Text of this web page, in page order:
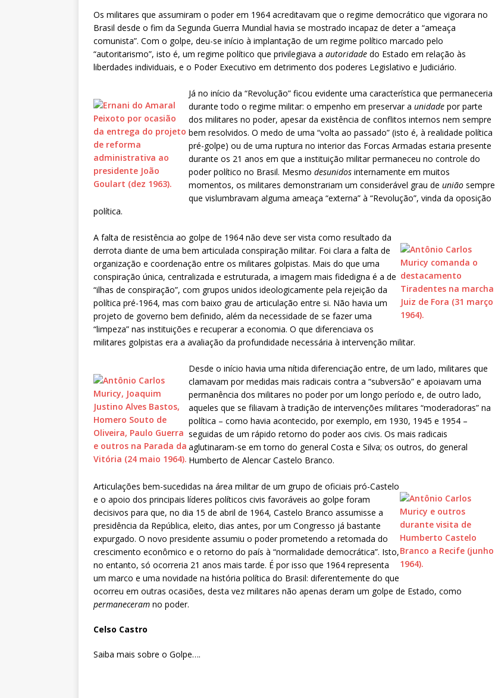
Os militares que assumiram o poder em 1964 acreditavam que o regime democrático que vigorara no
Brasil desde o fim da Segunda Guerra Mundial havia se mostrado incapaz de deter a “ameaça
comunista”. Com o golpe, deu-se início à implantação de um regime político marcado pelo
“autoritarismo”, isto é, um regime político que privilegiava a autoridade do Estado em relação às
liberdades individuais, e o Poder Executivo em detrimento dos poderes Legislativo e Judiciário.
Já no início da “Revolução” ficou evidente uma característica que permaneceria
durante todo o regime militar: o empenho em preservar a unidade por parte
dos militares no poder, apesar da existência de conflitos internos nem sempre
bem resolvidos. O medo de uma “volta ao passado” (isto é, à realidade política
pré-golpe) ou de uma ruptura no interior das Forcas Armadas estaria presente
durante os 21 anos em que a instituição militar permaneceu no controle do
poder político no Brasil. Mesmo desunidos internamente em muitos
momentos, os militares demonstrariam um considerável grau de união sempre
que vislumbravam alguma ameaça “externa” à “Revolução”, vinda da oposição
política.
A falta de resistência ao golpe de 1964 não deve ser vista como resultado da
derrota diante de uma bem articulada conspiração militar. Foi clara a falta de
organização e coordenação entre os militares golpistas. Mais do que uma
conspiração única, centralizada e estruturada, a imagem mais fidedigna é a de
“ilhas de conspiração”, com grupos unidos ideologicamente pela rejeição da
política pré-1964, mas com baixo grau de articulação entre si. Não havia um
projeto de governo bem definido, além da necessidade de se fazer uma
“limpeza” nas instituições e recuperar a economia. O que diferenciava os
militares golpistas era a avaliação da profundidade necessária à intervenção militar.
Desde o início havia uma nítida diferenciação entre, de um lado, militares que
clamavam por medidas mais radicais contra a “subversão” e apoiavam uma
permanência dos militares no poder por um longo período e, de outro lado,
aqueles que se filiavam à tradição de intervenções militares “moderadoras” na
política – como havia acontecido, por exemplo, em 1930, 1945 e 1954 –
seguidas de um rápido retorno do poder aos civis. Os mais radicais
aglutinaram-se em torno do general Costa e Silva; os outros, do general
Humberto de Alencar Castelo Branco.
Articulações bem-sucedidas na área militar de um grupo de oficiais pró-Castelo
e o apoio dos principais líderes políticos civis favoráveis ao golpe foram
decisivos para que, no dia 15 de abril de 1964, Castelo Branco assumisse a
presidência da República, eleito, dias antes, por um Congresso já bastante
expurgado. O novo presidente assumiu o poder prometendo a retomada do
crescimento econômico e o retorno do país à “normalidade democrática”. Isto,
no entanto, só ocorreria 21 anos mais tarde. É por isso que 1964 representa
um marco e uma novidade na história política do Brasil: diferentemente do que
ocorreu em outras ocasiões, desta vez militares não apenas deram um golpe de Estado, como
permaneceram no poder.
Celso Castro
Saiba mais sobre o Golpe….